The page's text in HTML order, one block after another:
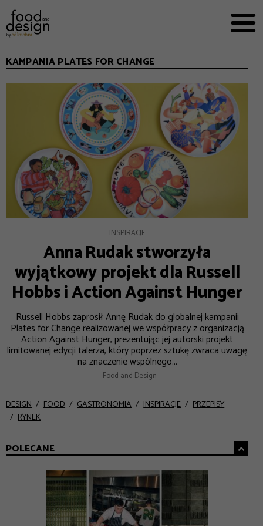


EKSPERCI
FOOD WORKING
E-BOOKI
O NAS
REKLAMA
KAMPANIA PLATES FOR CHANGE
INSPIRACJE
Anna Rudak stworzyła
wyjątkowy projekt dla Russell
Hobbs i Action Against Hunger
Russell Hobbs zaprosił Annę Rudak do globalnej kampanii
Plates for Change realizowanej we współpracy z organizacją
Action Against Hunger, prezentując jej autorski projekt
limitowanej edycji talerza, który poprzez sztukę zwraca uwagę
na znaczenie wspólnego...
– Food and Design
DESIGN FOOD GASTRONOMIA INSPIRACJE
PRZEPISY
RYNEK
POLECANE